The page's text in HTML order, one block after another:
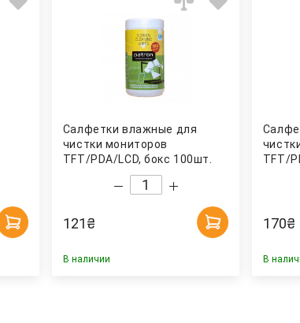
Салфетки влажные для
чистки мониторов
TFT/PDA/LCD, бокс 100шт.
(F3-027) Patron
121₴
В наличии
TFT/
170₴
В